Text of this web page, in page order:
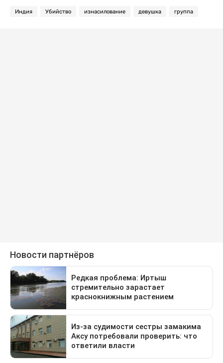
Индия Убийство изнасилование девушка группа